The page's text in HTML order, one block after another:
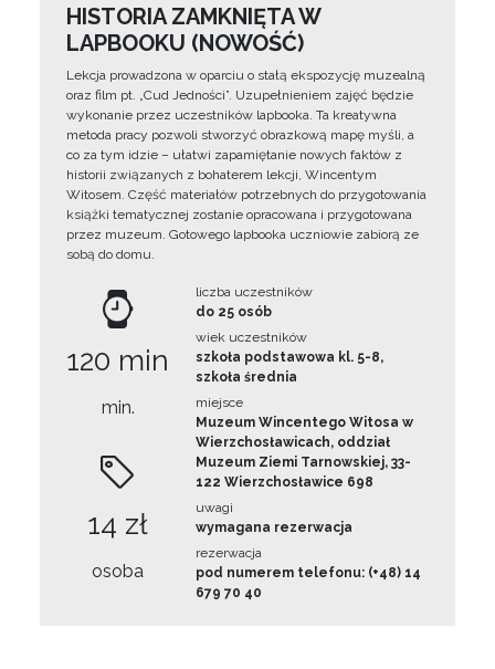
HISTORIA ZAMKNIĘTA W
LAPBOOKU (NOWOŚĆ)
Lekcja prowadzona w oparciu o stałą ekspozycję muzealną
oraz film pt. „Cud Jedności”. Uzupełnieniem zajęć będzie
wykonanie przez uczestników lapbooka. Ta kreatywna
metoda pracy pozwoli stworzyć obrazkową mapę myśli, a
co za tym idzie – ułatwi zapamiętanie nowych faktów z
historii związanych z bohaterem lekcji, Wincentym
Witosem. Część materiałów potrzebnych do przygotowania
książki tematycznej zostanie opracowana i przygotowana
przez muzeum. Gotowego lapbooka uczniowie zabiorą ze
sobą do domu.
120 min
min.
14 zł
osoba
liczba uczestników
do 25 osób
wiek uczestników
szkoła podstawowa kl. 5-8,
szkoła średnia
miejsce
Muzeum Wincentego Witosa w
Wierzchosławicach, oddział
Muzeum Ziemi Tarnowskiej, 33-
122 Wierzchosławice 698
uwagi
wymagana rezerwacja
rezerwacja
pod numerem telefonu: (+48) 14
679 70 40